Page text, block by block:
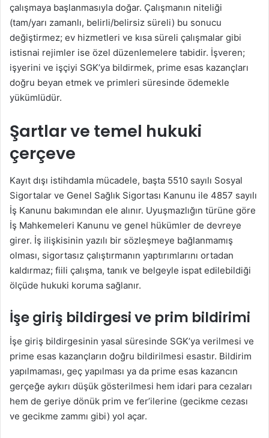
çalışmaya başlanmasıyla doğar. Çalışmanın niteliği
(tam/yarı zamanlı, belirli/belirsiz süreli) bu sonucu
değiştirmez; ev hizmetleri ve kısa süreli çalışmalar gibi
istisnai rejimler ise özel düzenlemelere tabidir. İşveren;
işyerini ve işçiyi SGK’ya bildirmek, prime esas kazançları
doğru beyan etmek ve primleri süresinde ödemekle
yükümlüdür.
Şartlar ve temel hukuki
çerçeve
Kayıt dışı istihdamla mücadele, başta 5510 sayılı Sosyal
Sigortalar ve Genel Sağlık Sigortası Kanunu ile 4857 sayılı
İş Kanunu bakımından ele alınır. Uyuşmazlığın türüne göre
İş Mahkemeleri Kanunu ve genel hükümler de devreye
girer. İş ilişkisinin yazılı bir sözleşmeye bağlanmamış
olması, sigortasız çalıştırmanın yaptırımlarını ortadan
kaldırmaz; fiili çalışma, tanık ve belgeyle ispat edilebildiği
ölçüde hukuki koruma sağlanır.
İşe giriş bildirgesi ve prim bildirimi
İşe giriş bildirgesinin yasal süresinde SGK’ya verilmesi ve
prime esas kazançların doğru bildirilmesi esastır. Bildirim
yapılmaması, geç yapılması ya da prime esas kazancın
gerçeğe aykırı düşük gösterilmesi hem idari para cezaları
hem de geriye dönük prim ve fer’ilerine (gecikme cezası
ve gecikme zammı gibi) yol açar.